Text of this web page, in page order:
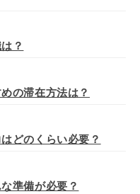
？
の滞在方法は？
どのくらい必要？
準備が必要？